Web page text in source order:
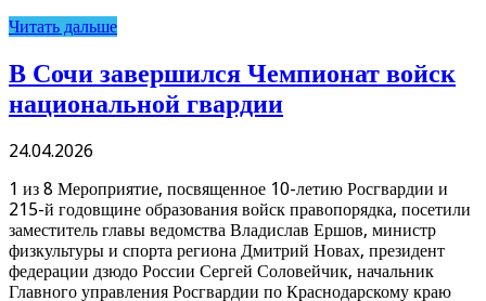
Читать дальше
В Сочи завершился Чемпионат войск
национальной гвардии
24.04.2026
1 из 8 Мероприятие, посвященное 10-летию Росгвардии и
215-й годовщине образования войск правопорядка, посетили
заместитель главы ведомства Владислав Ершов, министр
физкультуры и спорта региона Дмитрий Новах, президент
федерации дзюдо России Сергей Соловейчик, начальник
Главного управления Росгвардии по Краснодарскому краю